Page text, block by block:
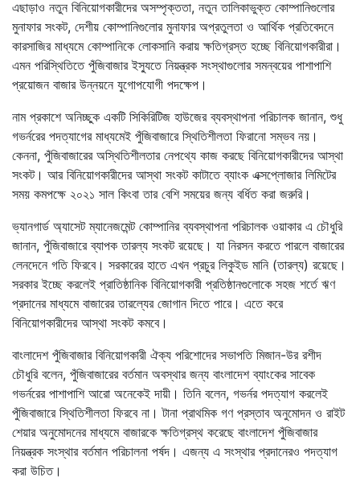
এছাড়াও নতুন বিনিয়োগকারীদের অসম্পৃক্ততা, নতুন তালিকাভুক্ত কোম্পানিগুলোর
মুনাফার সংকট, দেশীয় কোম্পানিগুলোর মুনাফার অপ্রতুলতা ও আর্থিক প্রতিবেদনে
কারসাজির মাধ্যমে কোম্পানিকে লোকসানি করায় ক্ষতিগ্রস্ত হচ্ছে বিনিয়োগকারীরা।
এমন পরিস্থিতিতে পুঁজিবাজার ইস্যুতে নিয়ন্ত্রক সংস্থাগুলোর সমন্বয়ের পাশাপাশি
প্রয়োজন বাজার উন্নয়নে যুগোপযোগী পদক্ষেপ।
নাম প্রকাশে অনিচ্ছুক একটি সিকিরিটিজ হাউজের ব্যবস্থাপনা পরিচালক জানান, শুধু
গভর্নরের পদত্যাগের মাধ্যমেই পুঁজিবাজারে স্থিতিশীলতা ফিরানো সম্ভব নয়।
কেননা, পুঁজিবাজারের অস্থিতিশীলতার নেপথ্যে কাজ করছে বিনিয়োগকারীদের আস্থা
সংকট। আর বিনিয়োগকারীদের আস্থা সংকট কাটাতে ব্যাংক এক্সপ্লোজার লিমিটের
সময় কমপক্ষে ২০২১ সাল কিংবা তার বেশি সময়ের জন্য বর্ধিত করা জরুরি।
ভ্যানগার্ড অ্যাসেট ম্যানেজমেন্ট কোম্পানির ব্যবস্থাপনা পরিচালক ওয়াকার এ চৌধুরি
জানান, পুঁজিবাজারে ব্যাপক তারল্য সংকট রয়েছে। যা নিরসন করতে পারলে বাজারের
লেনদেনে গতি ফিরবে। সরকারের হাতে এখন প্রচুর লিকুইড মানি (তারল্য) রয়েছে।
সরকার ইচ্ছে করলেই প্রাতিষ্ঠানিক বিনিয়োগকারী প্রতিষ্ঠানগুলোকে সহজ শর্তে ঋণ
প্রদানের মাধ্যমে বাজারের তারল্যের জোগান দিতে পারে। এতে করে
বিনিয়োগকারীদের আস্থা সংকট কমবে।
বাংলাদেশ পুঁজিবাজার বিনিয়োগকারী ঐক্য পরিশোদের সভাপতি মিজান-উর রশীদ
চৌধুরি বলেন, পুঁজিবাজারের বর্তমান অবস্থার জন্য বাংলাদেশ ব্যাংকের সাবেক
গভর্নরের পাশাপাশি আরো অনেকেই দায়ী। তিনি বলেন, গভর্নর পদত্যাগ করলেই
পুঁজিবাজারে স্থিতিশীলতা ফিরবে না। টানা প্রাথমিক গণ প্রস্তাব অনুমোদন ও রাইট
শেয়ার অনুমোদনের মাধ্যমে বাজারকে ক্ষতিগ্রস্থ করেছে বাংলাদেশ পুঁজিবাজার
নিয়ন্ত্রক সংস্থার বর্তমান পরিচালনা পর্ষদ। এজন্য এ সংস্থার প্রদানেরও পদত্যাগ
করা উচিত।